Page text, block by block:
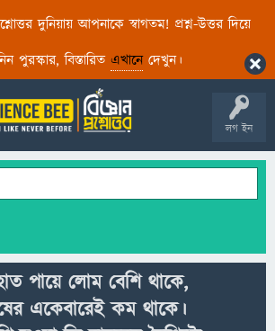
দুনিয়ায় আপনাকে স্বাগতম! প্রশ্ন-উত্তর দিয়ে
পুরস্কার, বিস্তারিত এখানেদেখুন।
লগ ইন
পায়ে লোম বেশি থাকে,
একেবারেই কম থাকে।